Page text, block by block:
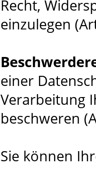
Recht,
einzulegen
einer
Verarbeitung
beschweren
Sie können